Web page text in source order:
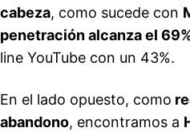
cabeza, como sucede con
penetración alcanza el
line YouTube con un 43%.
En el lado opuesto, como
abandono, encontramos a